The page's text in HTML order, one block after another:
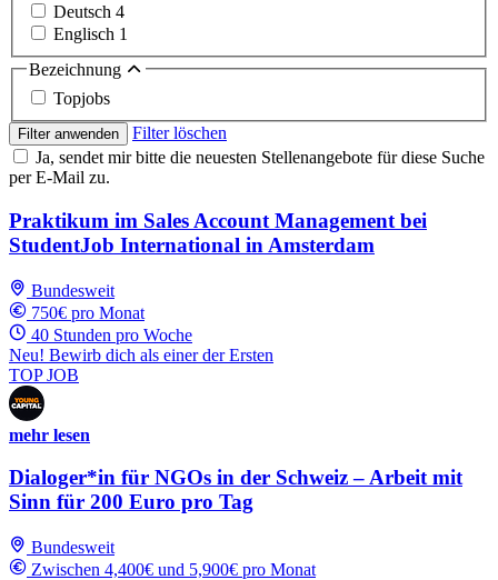
Deutsch 4
Englisch 1
Bezeichnung
Topjobs
Filter anwenden
Filter löschen
Ja, sendet mir bitte die neuesten Stellenangebote für diese Suche
per E-Mail zu.
Praktikum im Sales Account Management bei
StudentJob International in Amsterdam
Bundesweit
750€ pro Monat
40 Stunden pro Woche
Neu! Bewirb dich als einer der Ersten
TOP JOB
mehr lesen
Dialoger*in für NGOs in der Schweiz – Arbeit mit
Sinn für 200 Euro pro Tag
Bundesweit
Zwischen 4,400€ und 5,900€ pro Monat